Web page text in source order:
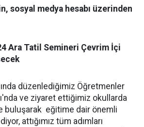
sosyal medya hesabı üzerinden
Ara Tatil Semineri Çevrim İçi
düzenlediğimiz Öğretmenler
ve ziyaret ettiğimiz okullarda
buluşarak eğitime dair önemli
attığımız tüm adımları